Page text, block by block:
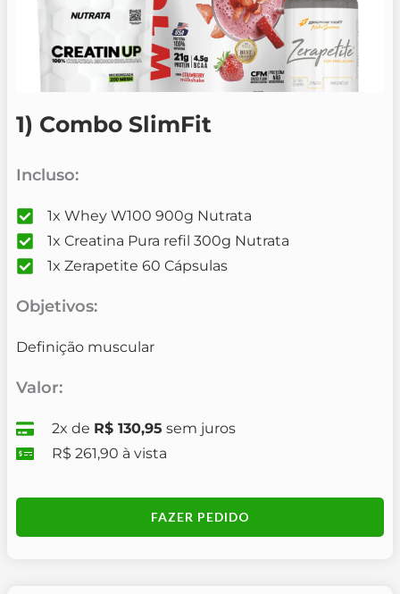
1) Combo SlimFit
Incluso:
1x Whey W100 900g Nutrata
1x Creatina Pura refil 300g Nutrata
1x Zerapetite 60 Cápsulas
Objetivos:
Definição muscular
Valor:
2x de R$ 130,95 sem juros
R$ 261,90 à vista
FAZER PEDIDO